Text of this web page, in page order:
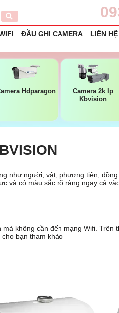
ĐẦU GHI CAMERA LIÊN HỆ
Hdparagon
Camera 2k Ip
Kbvision
như người, vật, phương tiện,
và có màu sắc rõ ràng ngay cả
không cần đến mạng Wifi. Trên
bạn tham khảo